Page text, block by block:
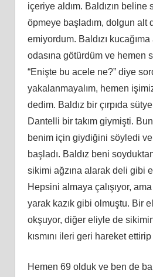
içeriye aldım. Baldızın beline
öpmeye başladım, dolgun alt
emiyordum. Baldızı
odasına götürdüm ve hemen
“Enişte bu acele ne?” diye
yakalanmayalım, hemen
dedim. Baldız bir çırpıda
Dantelli bir takım giymişti.
benim için giydiğini söyledi
başladı. Baldız beni
sikimi ağzına alarak deli gibi
Hepsini almaya çalışıyor,
yarak kazık gibi olmuştu. Bir
okşuyor, diğer eliyle de
kısmını ileri geri hareket
Hemen 69 olduk ve ben de